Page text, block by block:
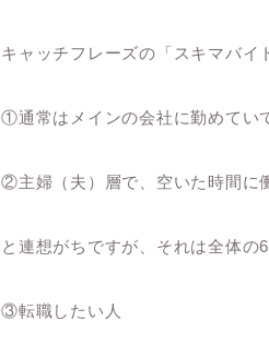
キャッチフレーズの「スキマバイ
①通常はメインの会社に勤めてい
②主婦（夫）層で、空いた時間に
と連想がちですが、それは全体の
③転職したい人